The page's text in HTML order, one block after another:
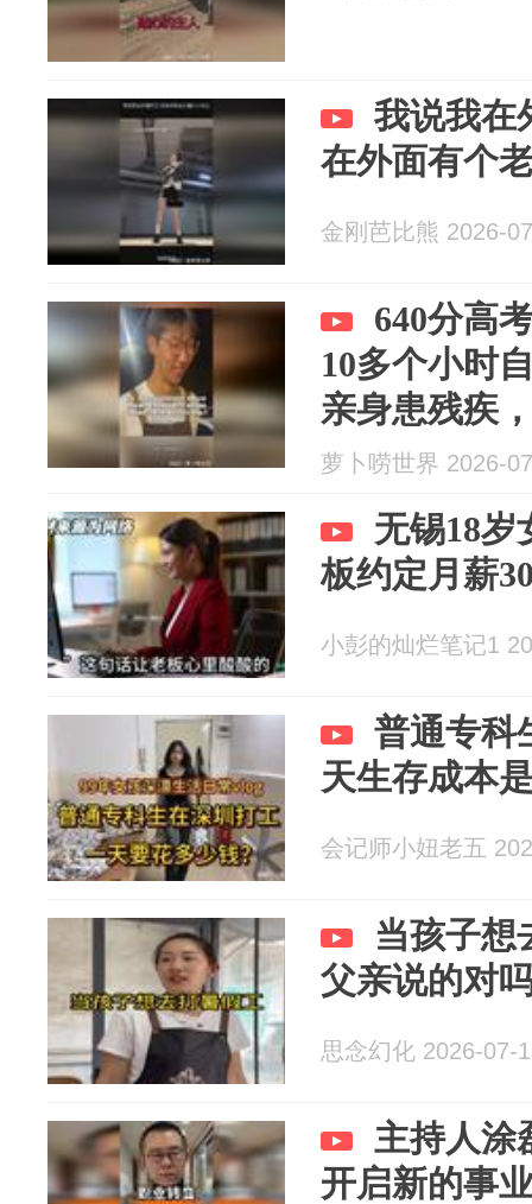
我说我在
在外面有个
金刚芭比熊 2026-
640分高
10多个小时
亲身患残疾
他们分担压
萝卜唠世界 2026-
无锡18岁
板约定月薪
小彭的灿烂笔记1
普通专科
天生存成本
会记师小妞老五
当孩子想
父亲说的对
思念幻化 2026-07-
主持人涂
开启新的事